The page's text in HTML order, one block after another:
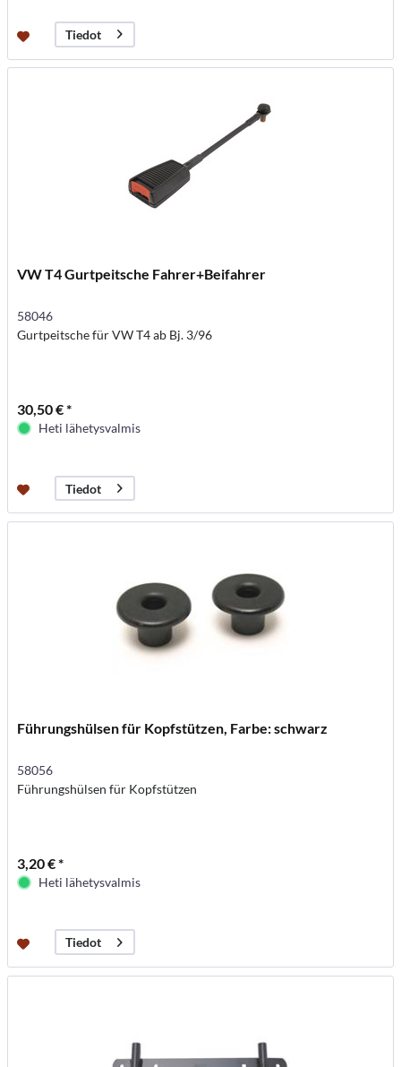
Tiedot
VW T4 Gurtpeitsche Fahrer+Beifahrer
58046
Gurtpeitsche für VW T4 ab Bj. 3/96
30,50 € *
Heti lähetysvalmis
Tiedot
Führungshülsen für Kopfstützen, Farbe: schwarz
58056
Führungshülsen für Kopfstützen
3,20 € *
Heti lähetysvalmis
Tiedot